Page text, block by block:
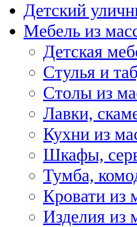
Детский
Мебель из
Детская
Стулья и
Столы из
Лавки,
Кухни из
Шкафы,
Тумба,
Кровати из
Изделия из